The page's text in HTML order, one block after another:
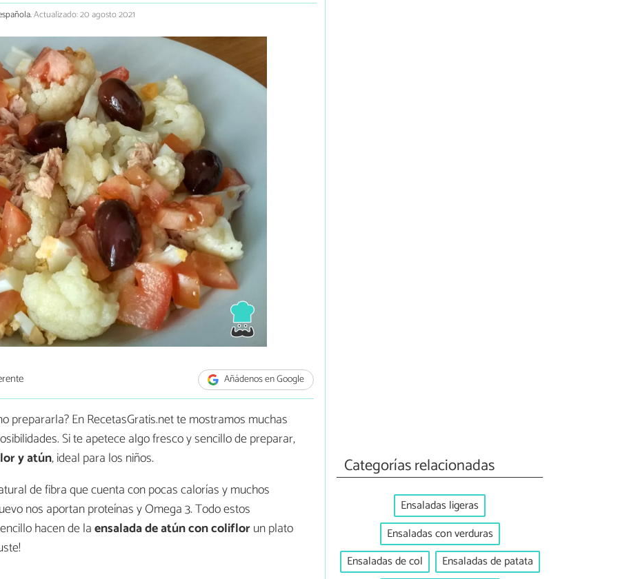
Actualizado: 20 agosto 2021
Añádenos en Google
prepararla? En RecetasGratis.net te mostramos muchas
Si te apetece algo fresco y sencillo de preparar,
y atún, ideal para los niños.
de fibra que cuenta con pocas calorías y muchos
nos aportan proteínas y Omega 3. Todo estos
hacen de laensalada de atún con coliflorun plato
Categorías relacionadas
Ensaladas ligeras
Ensaladas con verduras
Ensaladas de col
Ensaladas de patata